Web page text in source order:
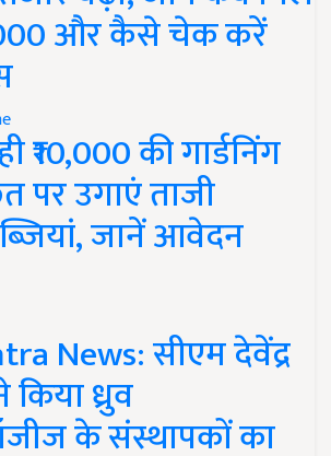
और कैसे चेक करें
₹10,000 की गार्डनिंग
पर उगाएं ताजी
जानें आवेदन
News: सीएम देवेंद्र
ध्रुव
के संस्थापकों का